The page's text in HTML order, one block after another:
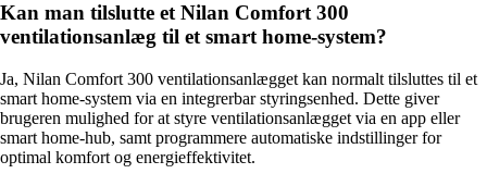
Kan man tilslutte et Nilan Comfort 300
ventilationsanlæg til et smart home-system?
Ja, Nilan Comfort 300 ventilationsanlægget kan normalt tilsluttes til et
smart home-system via en integrerbar styringsenhed. Dette giver
brugeren mulighed for at styre ventilationsanlægget via en app eller
smart home-hub, samt programmere automatiske indstillinger for
optimal komfort og energieffektivitet.